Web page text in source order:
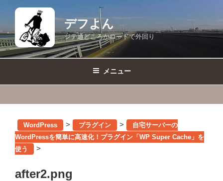
テ
ン
ツ
デフよん
ジテ通どころかロードで外回り
メニュー
WordPress > プラグイン >
自宅サーバーの
WordPressを簡単に高速化！プラグイン「WP Super Cache」を
使う
>
after2.png